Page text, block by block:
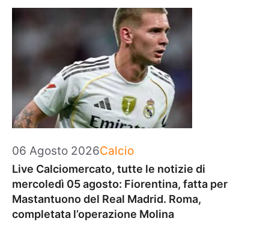
06 Agosto 2026Categorie
Calcio
Live Calciomercato, tutte le notizie di
mercoledì 05 agosto: Fiorentina, fatta per
Mastantuono del Real Madrid. Roma,
completata l’operazione Molina